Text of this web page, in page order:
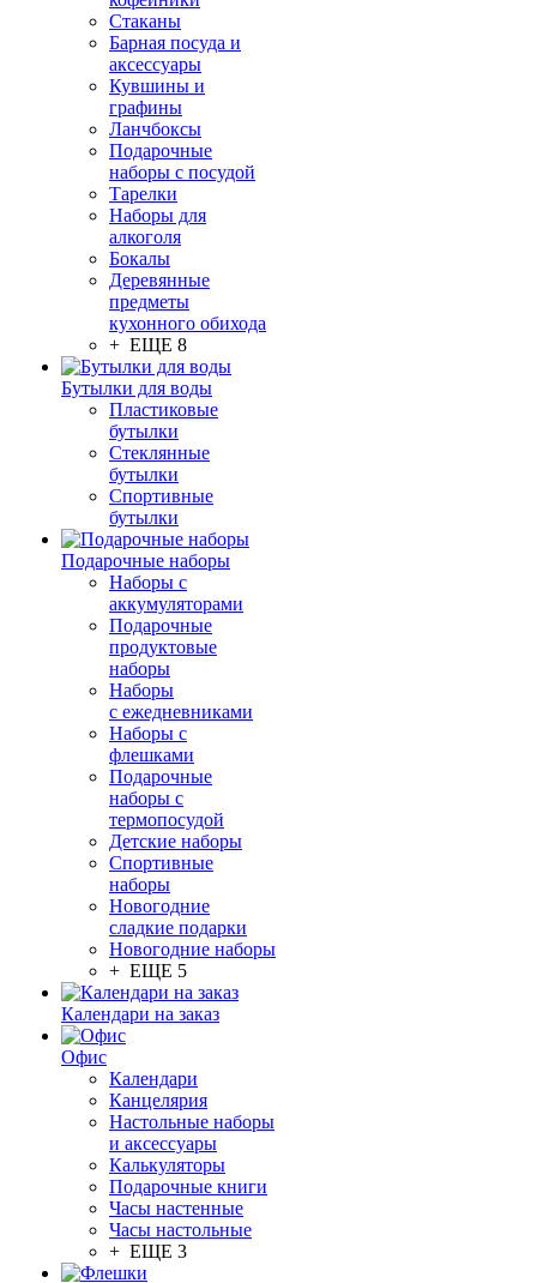
Стаканы
Барная посуда и
аксессуары
Кувшины и
графины
Ланчбоксы
Подарочные
наборы с посудой
Тарелки
Наборы для
алкоголя
Бокалы
Деревянные
предметы
кухонного обихода
+ ЕЩЕ 8
Бутылки для воды
Пластиковые
бутылки
Стеклянные
бутылки
Спортивные
бутылки
Подарочные наборы
Наборы с
аккумуляторами
Подарочные
продуктовые
наборы
Наборы
с ежедневниками
Наборы с
флешками
Подарочные
наборы с
термопосудой
Детские наборы
Спортивные
наборы
Новогодние
сладкие подарки
Новогодние наборы
+ ЕЩЕ 5
Календари на заказ
Офис
Календари
Канцелярия
Настольные наборы
и аксессуары
Калькуляторы
Подарочные книги
Часы настенные
Часы настольные
+ ЕЩЕ 3